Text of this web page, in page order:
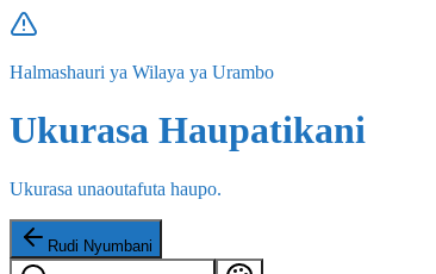
Halmashauri ya Wilaya ya Urambo
Ukurasa Haupatikani
Ukurasa unaoutafuta haupo.
Rudi Nyumbani